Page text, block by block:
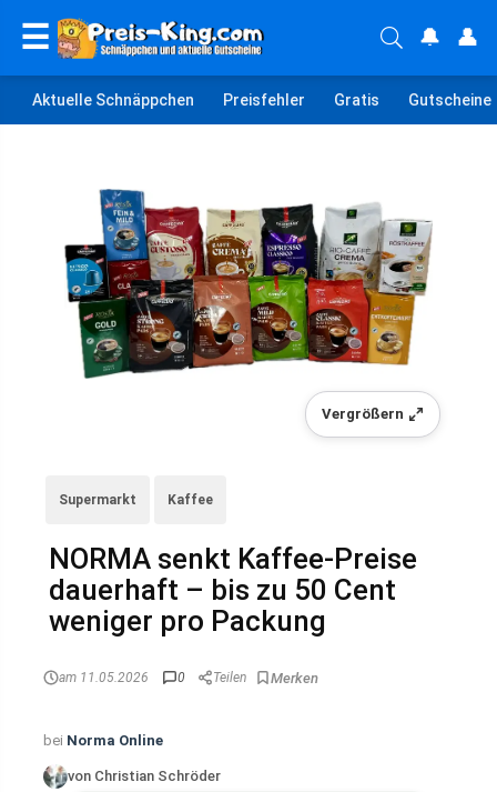
☰ 🔔 👤
Aktuelle Schnäppchen Preisfehler Gratis Gutscheine
Vergrößern
Supermarkt Kaffee
NORMA senkt Kaffee-Preise
dauerhaft – bis zu 50 Cent
weniger pro Packung
am 11.05.2026 0 Teilen
bei Norma Online
von Christian Schröder